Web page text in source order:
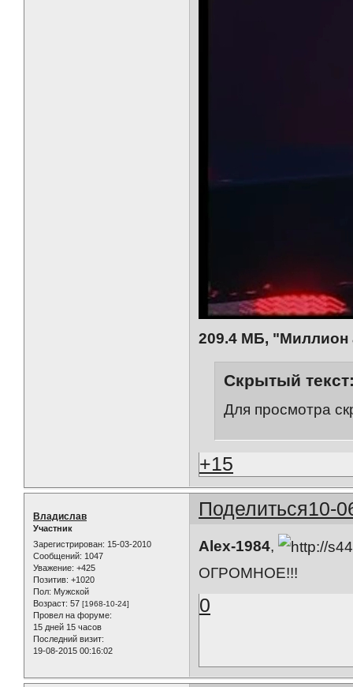
209.4 МБ, "Миллион
Скрытый
Для просмотра
+15
Поделиться10-
Владислав
Участник
Зарегистрирован: 15-03-2010
Сообщений: 1047
Уважение: +425
Позитив: +1020
Пол: Мужской
Возраст: 57 [1968-10-24]
Провел на форуме:
15 дней 15 часов
Последний визит:
19-08-2015 00:16:02
Alex-1984,
ОГРОМНОЕ!!!
0